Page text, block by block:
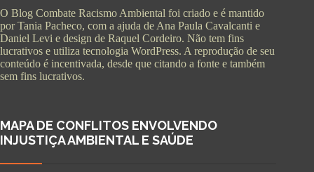
O Blog Combate Racismo Ambiental foi criado e é mantido
por Tania Pacheco, com a ajuda de Ana Paula Cavalcanti e
Daniel Levi e design de Raquel Cordeiro. Não tem fins
lucrativos e utiliza tecnologia WordPress. A reprodução de seu
conteúdo é incentivada, desde que citando a fonte e também
sem fins lucrativos.
MAPA DE CONFLITOS ENVOLVENDO
INJUSTIÇA AMBIENTAL E SAÚDE